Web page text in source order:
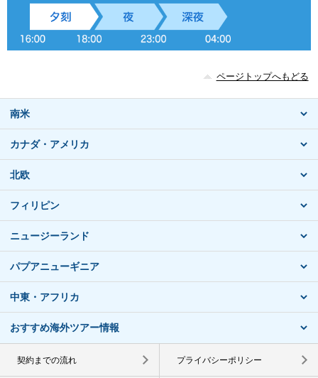
ページトップへもどる
南米
カナダ・アメリカ
北欧
フィリピン
ニュージーランド
パプアニューギニア
中東・アフリカ
おすすめ海外ツアー情報
契約までの流れ プライバシーポリシー